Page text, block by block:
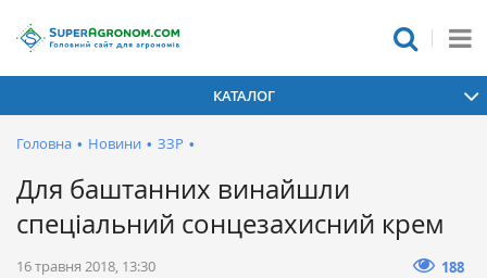
КАТАЛОГ
Головна • Новини • ЗЗР •
Для баштанних винайшли
спеціальний сонцезахисний крем
16 травня 2018, 13:30 188